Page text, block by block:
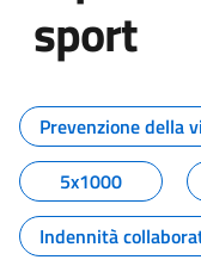
sport
Tutti i
Prevenzione della
5x1000
Indennità